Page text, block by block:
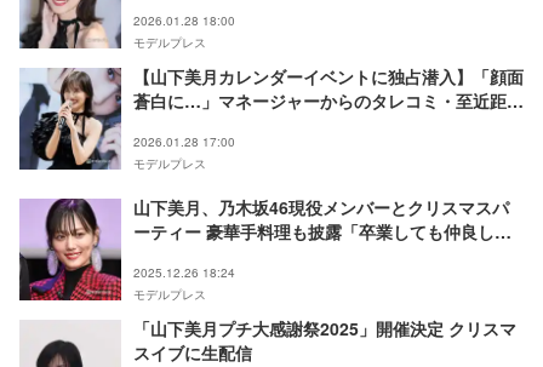
2026.01.28 18:00
モデルプレス
【山下美月カレンダーイベントに独占潜入】「顔面
蒼白に…」マネージャーからのタレコミ・至近距離
画で魅了
2026.01.28 17:00
モデルプレス
山下美月、乃木坂46現役メンバーとクリスマスパ
ーティー 豪華手料理も披露「卒業しても仲良しな
2025.12.26 18:24
モデルプレス
「山下美月プチ大感謝祭2025」開催決定 クリスマ
スイブに生配信